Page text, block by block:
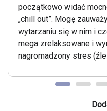
początkowo widać
„chill out”. Mogę
wytarzaniu się w nim i
mega zrelaksowane i
nagromadzony stres